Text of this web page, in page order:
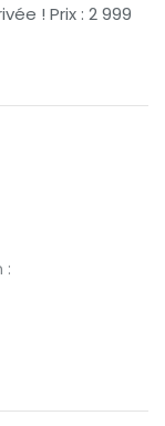
! Prix : 2 999
: